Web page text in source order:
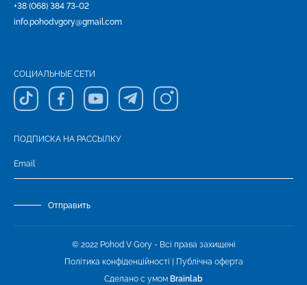
+38 (068) 384 73-02
info.pohodvgory@gmail.com
СОЦИАЛЬНЫЕ СЕТИ
ПОДПИСКА НА РАССЫЛКУ
Отправить
© 2022 Pohod V Gory - Всі права захищені
Політика конфіденційності | Публічна оферта
Сделано с умом Brainlab